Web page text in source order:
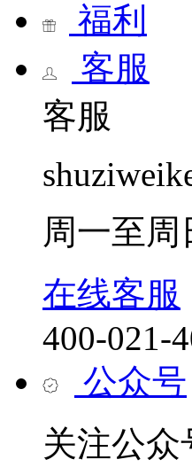
福利
客服
客服
周一至周
在线客服
400-021-
公众号
关注公众